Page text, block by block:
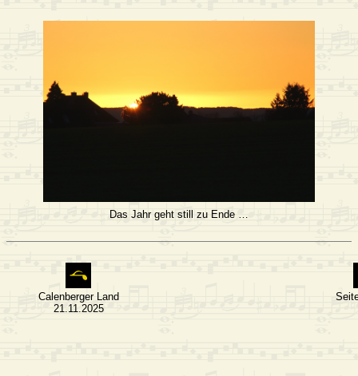
Das Jahr geht still zu Ende …
Calenberger Land
21.11.2025